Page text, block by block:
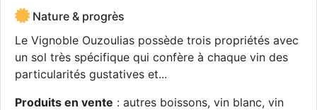
Nature & progrès
Le Vignoble Ouzoulias possède trois propriétés avec
un sol très spécifique qui confère à chaque vin des
particularités gustatives et...
Produits en vente : autres boissons, vin blanc, vin